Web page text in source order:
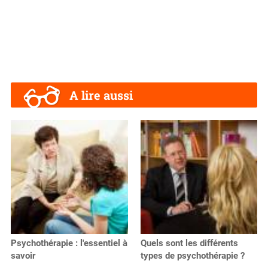
A lire aussi
Psychothérapie : l'essentiel à
savoir
Quels sont les différents
types de psychothérapie ?